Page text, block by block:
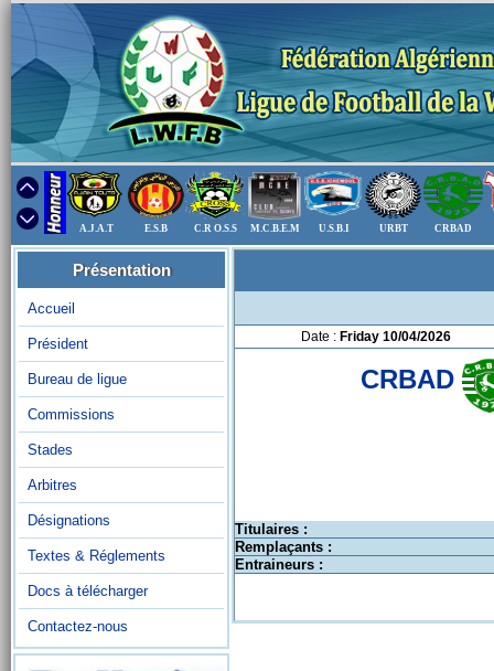
A.J.A.T E.S.B C.R O.S.S M.C.B.E.M U.S.B.I URBT CRBAD
Présentation
Accueil
Président
Bureau de ligue
Commissions
Stades
Arbitres
Désignations
Textes & Réglements
Docs à télécharger
Contactez-nous
Date : Friday 10/04/2026
CRBAD
Titulaires :
Remplaçants :
Entraineurs :